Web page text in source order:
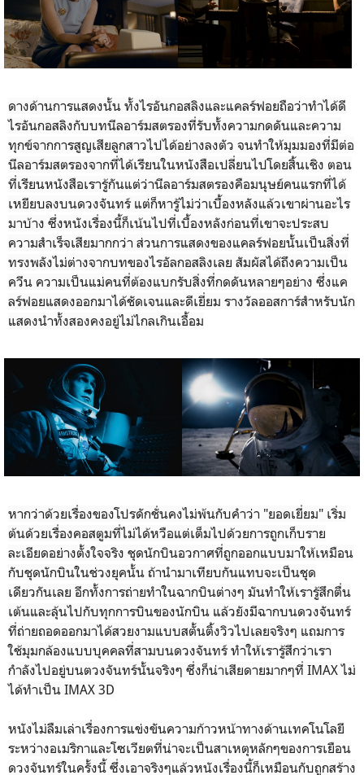
ดางด้านการแสดงนั้น ทั้งไรอันกอสลิงและแคลร์ฟอยถือว่าทำได้ดี
ไรอันกอสลิงกับบทนีลอาร์มสตรองที่รับทั้งความกดดันและความ
ทุกข์จากการสูญเสียลูกสาวไปได้อย่างลงตัว จนทำให้มุมมองที่มีต่อ
นีลอาร์มสตรองจากที่ได้เรียนในหนังสือเปลี่ยนไปโดยสิ้นเชิง ตอน
ที่เรียนหนังสือเรารู้กันแต่ว่านีลอาร์มสตรองคือมนุษย์คนแรกที่ได้
เหยียบลงบนดวงจันทร์ แต่ก็หารู้ไม่ว่าเบื้องหลังแล้วเขาผ่านอะไร
มาบ้าง ซึ่งหนังเรื่องนี้ก็เน้นไปที่เบื้องหลังก่อนที่เขาจะประสบ
ความสำเร็จเสียมากกว่า ส่วนการแสดงของแคลร์ฟอยนั้นเป็นสิ่งที่
ทรงพลังไม่ต่างจากบทของไรอัลกอสลิงเลย สัมผัสได้ถึงความเป็น
ควีน ความเป็นแม่คนที่ต้องแบกรับสิ่งที่กดดันหลายๆอย่าง ซึ่งแค
ลร์ฟอยแสดงออกมาได้ชัดเจนและดีเยี่ยม รางวัลออสการ์สำหรับนัก
แสดงนำทั้งสองคงอยู่ไม่ไกลเกินเอื้อม
หากว่าด้วยเรื่องของโปรดักชั่นคงไม่พ้นกับคำว่า "ยอดเยี่ยม" เริ่ม
ต้นด้วยเรื่องคอสตูมที่ไม่ได้หวือแต่เต็มไปด้วยการถูกเก็บราย
ละเอียดอย่างตั้งใจจริง ชุดนักบินอวกาศที่ถูกออกแบบมาให้เหมือน
กับชุดนักบินในช่วงยุคนั้น ถ้านำมาเทียบกันแทบจะเป็นชุด
เดียวกันเลย อีกทั้งการถ่ายทำในฉากบินต่างๆ มันทำให้เรารู้สึกตื่น
เต้นและลุ้นไปกับทุกการบินของนักบิน แล้วยังมีฉากบนดวงจันทร์
ที่ถ่ายถอดออกมาได้สวยงามแบบสตั้นติ้งวิวไปเลยจริงๆ แถมการ
ใช้มุมกล้องแบบบุคคลที่สามบนดวงจันทร์ ทำให้เรารู้สึกว่าเรา
กำลังไปอยู่บนตวงจันทร์นั้นจริงๆ ซึ่งก็น่าเสียดายมากๆที่ IMAX ไม่
ได้ทำเป็น IMAX 3D
หนังไม่ลืมเล่าเรื่องการแข่งขันความก้าวหน้าทางด้านเทคโนโลยี
ระหว่างอเมริกาและโซเวียตที่น่าจะเป็นสาเหตุหลักๆของการเยือน
ดวงจันทร์ในครั้งนี้ ซึ่งเอาจริงๆแล้วหนังเรื่องนี้ก็เหมือนกับถูกสร้าง